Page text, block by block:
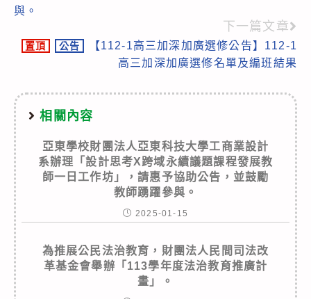
與。
下一篇文章
置頂 公告
【112-1高三加深加廣選修公告】112-1
高三加深加廣選修名單及編班結果
相關內容
亞東學校財團法人亞東科技大學工商業設計
系辦理「設計思考X跨域永續議題課程發展教
師一日工作坊」，請惠予協助公告，並鼓勵
教師踴躍參與。
2025-01-15
為推展公民法治教育，財團法人民間司法改
革基金會舉辦「113學年度法治教育推廣計
畫」。